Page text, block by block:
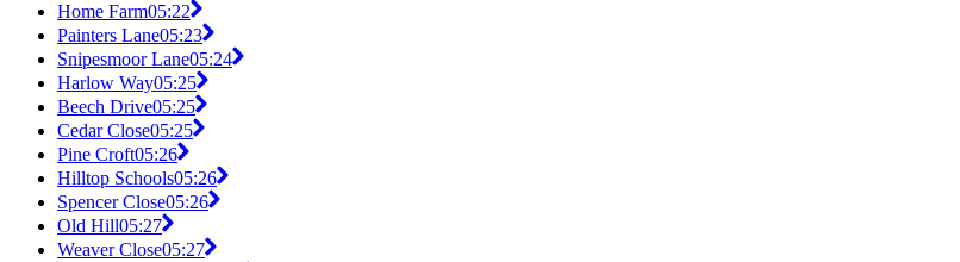
Home Farm05:22
Painters Lane05:23
Snipesmoor Lane05:24
Harlow Way05:25
Beech Drive05:25
Cedar Close05:25
Pine Croft05:26
Hilltop Schools05:26
Spencer Close05:26
Old Hill05:27
Weaver Close05:27